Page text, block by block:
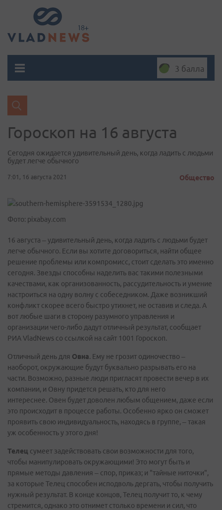
3 балла
Гороскоп на 16 августа
Сегодня ожидается удивительный день, когда ладить с людьми
будет легче обычного
7:01, 16 августа 2021 Общество
Фото: pixabay.com
16 августа – удивительный день, когда ладить с людьми будет
легче обычного. Если вы хотите договориться, найти общее
решение проблемы или компромисс, стоит сделать это именно
сегодня. Звезды способны наделить вас такими полезными
качествами, как организованность, рассудительность и умение
настроиться на одну волну с собеседником. Даже возникший
конфликт скорее всего быстро утихнет, не оставив и следа. А
вот любые шаги в сторону разумного управления и
организации чего-либо дадут отличный результат, сообщает
РИА VladNews со ссылкой на сайт 1001 Гороскоп.
Отличный день для Овна. Ему не грозит одиночество –
наоборот, окружающие будут буквально разрывать его на
части. Возможно, разные люди пригласят провести вечер в их
компании, и Овну придется решать, кто для него
интереснее. Овен будет доволен любым общением, даже если
это происходит в процессе работы. Особенно ярко он сможет
проявить свою индивидуальность, находясь в группе, – такая
уж особенность у этого дня!
Телец сумеет задействовать свои возможности для того,
чтобы манипулировать окружающими! Это могут быть и
прямые методы давления – спор, приказ; и "тайные ниточки",
за которые Телец способен исподволь дергать, чтобы получить
нужный результат. В конце концов, Телец получит то, к чему
стремится, однако это отнимет столько времени и сил, что